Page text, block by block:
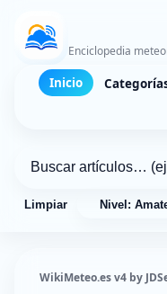
Enciclopedia
Inicio
Limpiar Nivel:
WikiMeteo.es v4 by